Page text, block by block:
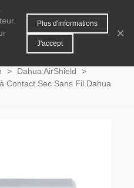
0 MENU
> Dahua AirShield
>
Contact Sec Sans Fil Dahua
Plus d'informations
J'accept
×